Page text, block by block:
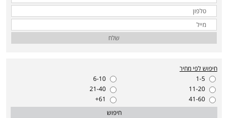
שלח
חיפוש לפי מחיר
1-5
6-10
11-20
21-40
41-60
61+
חיפוש